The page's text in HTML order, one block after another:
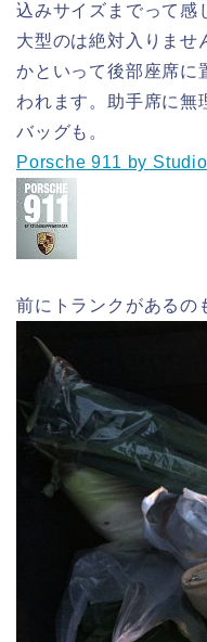
込みサイズまでって感
大型のは絶対入りませ
かといって後部座席に
われます。助手席に無
バッグも。
Porsche 911 by
前にトランクがあるの